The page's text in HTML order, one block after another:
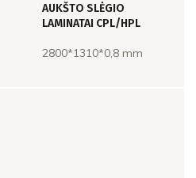
AUKŠTO SLĖGIO
LAMINATAI CPL/HPL
2800*1310*0,8 mm